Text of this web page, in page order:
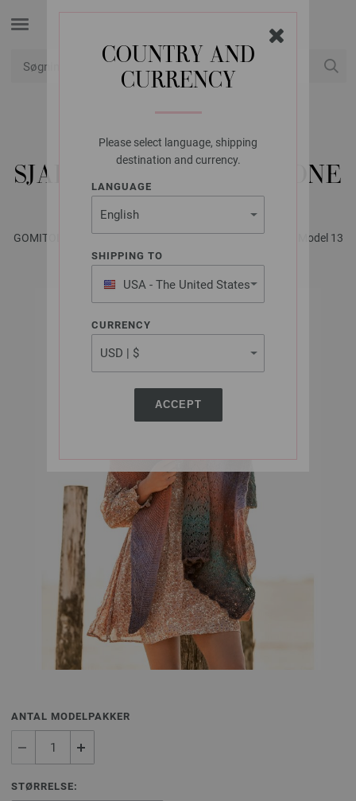
COUNTRY AND
CURRENCY
Please select language, shipping
destination and currency.
LANGUAGE
SHIPPING TO
USA - The United States
of America
CURRENCY
ACCEPT
LANA GROSSA
SJAL GOMITOLO VERSIONE
GOMITOLO No. 6 - Magasin (DE) + Strikkeopskrifter (DK) | Model 13
ANTAL MODELPAKKER
STØRRELSE: